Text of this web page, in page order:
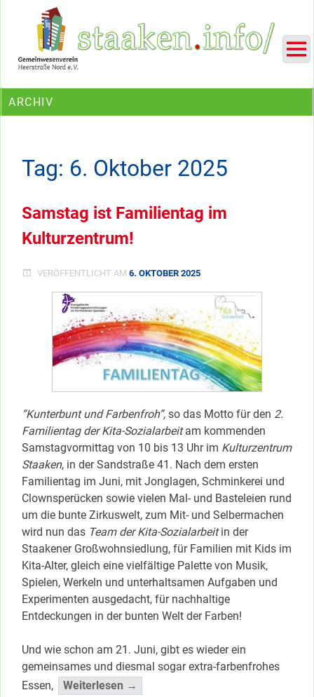
Ein Projekt des Gemeinwesenvereins Heerstraße Nord
ARCHIV
Tag: 6. Oktober 2025
Samstag ist Familientag im
Kulturzentrum!
VERÖFFENTLICHT AM 6. OKTOBER 2025
“Kunterbunt und Farbenfroh”, so das Motto für den 2.
Familientag der Kita-Sozialarbeitam kommenden
Samstagvormittag von 10 bis 13 Uhr im Kulturzentrum
Staaken, in der Sandstraße 41. Nach dem ersten
Familientag im Juni, mit Jonglagen, Schminkerei und
Clownsperücken sowie vielen Mal- und Basteleien rund
um die bunte Zirkuswelt, zum Mit- und Selbermachen
wird nun das Team der Kita-Sozialarbeitin der
Staakener Großwohnsiedlung, für Familien mit Kids im
Kita-Alter, gleich eine vielfältige Palette von Musik,
Spielen, Werkeln und unterhaltsamen Aufgaben und
Experimenten ausgedacht, für nachhaltige
Entdeckungen in der bunten Welt der Farben!
Und wie schon am 21. Juni, gibt es wieder ein
gemeinsames und diesmal sogar extra-farbenfrohes
Essen,
Weiterlesen →